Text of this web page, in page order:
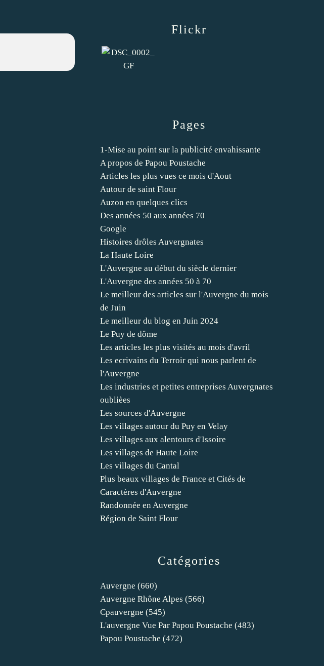
Catégories
Auvergne (660)
Auvergne Rhône Alpes (566)
Cpauvergne (545)
L'auvergne Vue Par Papou Poustache (483)
Papou Poustache (472)
Pages
1-Mise au point sur la publicité envahissante
A propos de Papou Poustache
Articles les plus vues ce mois d'Aout
Autour de saint Flour
Auzon en quelques clics
Des années 50 aux années 70
Google
Histoires drôles Auvergnates
La Haute Loire
L'Auvergne au début du siècle dernier
L'Auvergne des années 50 à 70
Le meilleur des articles sur l'Auvergne du mois
de Juin
Le meilleur du blog en Juin 2024
Le Puy de dôme
Les articles les plus visités au mois d'avril
Les ecrivains du Terroir qui nous parlent de
l'Auvergne
Les industries et petites entreprises Auvergnates
oublièes
Les sources d'Auvergne
Les villages autour du Puy en Velay
Les villages aux alentours d'Issoire
Les villages de Haute Loire
Les villages du Cantal
Plus beaux villages de France et Cités de
Caractères d'Auvergne
Randonnée en Auvergne
Région de Saint Flour
Flickr